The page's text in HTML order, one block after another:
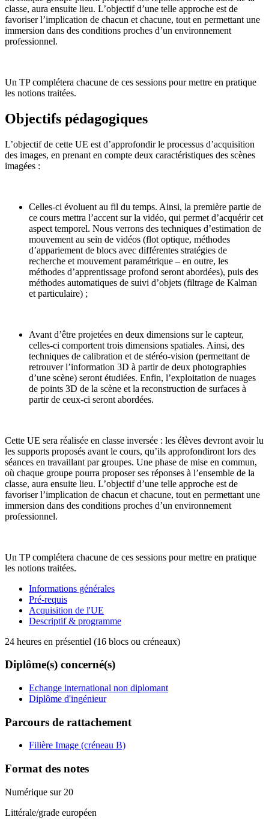
classe, aura ensuite lieu. L’objectif d’une telle approche est de
favoriser l’implication de chacun et chacune, tout en permettant une
immersion dans des conditions proches d’un environnement
professionnel.
Un TP complétera chacune de ces sessions pour mettre en pratique
les notions traitées.
Objectifs pédagogiques
L’objectif de cette UE est d’approfondir le processus d’acquisition
des images, en prenant en compte deux caractéristiques des scènes
imagées :
Celles-ci évoluent au fil du temps. Ainsi, la première partie de
ce cours mettra l’accent sur la vidéo, qui permet d’acquérir cet
aspect temporel. Nous verrons des techniques d’estimation de
mouvement au sein de vidéos (flot optique, méthodes
d’appariement de blocs avec différentes stratégies de
recherche et mouvement paramétrique – en outre, les
méthodes d’apprentissage profond seront abordées), puis des
méthodes automatiques de suivi d’objets (filtrage de Kalman
et particulaire) ;
Avant d’être projetées en deux dimensions sur le capteur,
celles-ci comportent trois dimensions spatiales. Ainsi, des
techniques de calibration et de stéréo-vision (permettant de
retrouver l’information 3D à partir de deux photographies
d’une scène) seront étudiées. Enfin, l’exploitation de nuages
de points 3D de la scène et la reconstruction de surfaces à
partir de ceux-ci seront abordées.
Cette UE sera réalisée en classe inversée : les élèves devront avoir lu
les supports proposés avant le cours, qu’ils approfondiront lors des
séances en travaillant par groupes. Une phase de mise en commun,
où chaque groupe pourra proposer ses réponses à l’ensemble de la
classe, aura ensuite lieu. L’objectif d’une telle approche est de
favoriser l’implication de chacun et chacune, tout en permettant une
immersion dans des conditions proches d’un environnement
professionnel.
Un TP complétera chacune de ces sessions pour mettre en pratique
les notions traitées.
Informations générales
Pré-requis
Acquisition de l'UE
Descriptif & programme
24 heures en présentiel (16 blocs ou créneaux)
Diplôme(s) concerné(s)
Echange international non diplomant
Diplôme d'ingénieur
Parcours de rattachement
Filière Image (créneau B)
Format des notes
Numérique sur 20
Littérale/grade européen